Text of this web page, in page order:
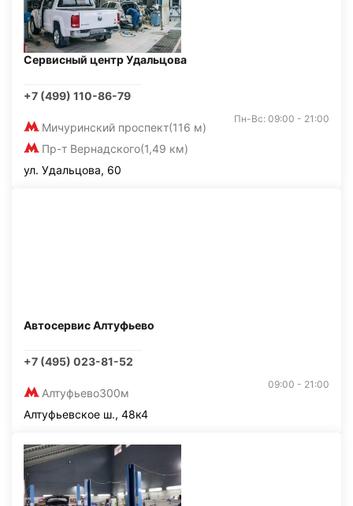
Сервисный центр Удальцова
+7 (499) 110-86-79
Мичуринский проспект(116 м)
Пр-т Вернадского(1,49 км)
Пн-Вс: 09:00 - 21:00
ул. Удальцова, 60
Автосервис Алтуфьево
+7 (495) 023-81-52
Алтуфьево300м
09:00 - 21:00
Алтуфьевское ш., 48к4